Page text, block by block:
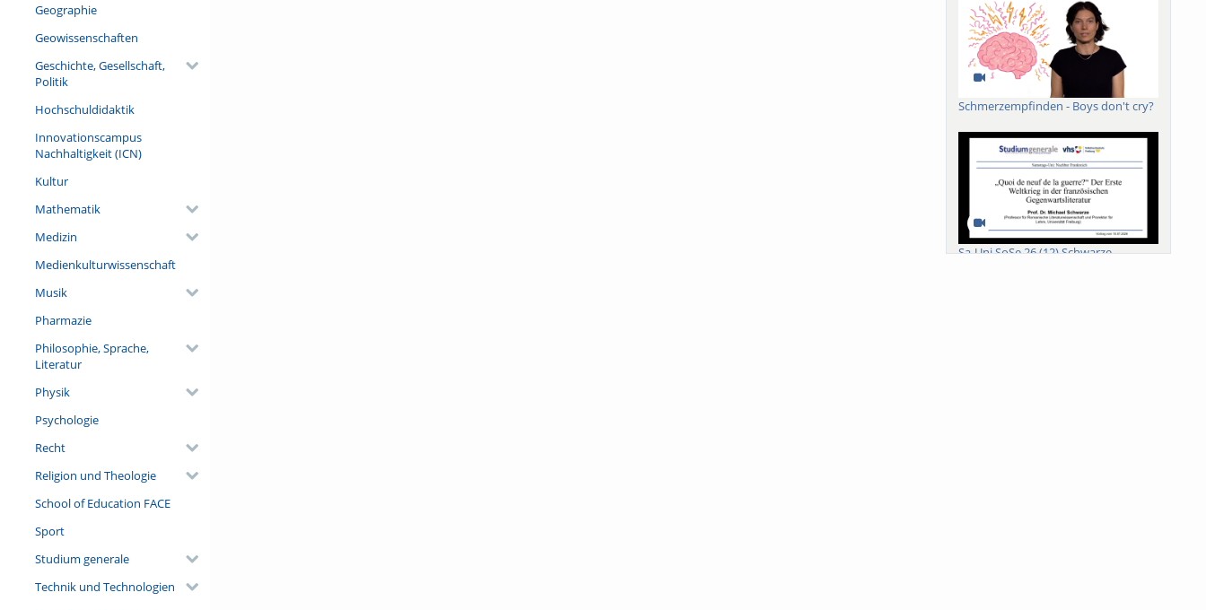
Geographie
Geowissenschaften
Geschichte, Gesellschaft,
Politik
Hochschuldidaktik
Innovationscampus
Nachhaltigkeit (ICN)
Kultur
Mathematik
Medizin
Medienkulturwissenschaft
Musik
Pharmazie
Philosophie, Sprache,
Literatur
Physik
Psychologie
Recht
Religion und Theologie
School of Education FACE
Sport
Studium generale
Technik und Technologien
Schmerzempfinden - Boys don't cry?
Sa-Uni SoSe 26 (12) Schwarze